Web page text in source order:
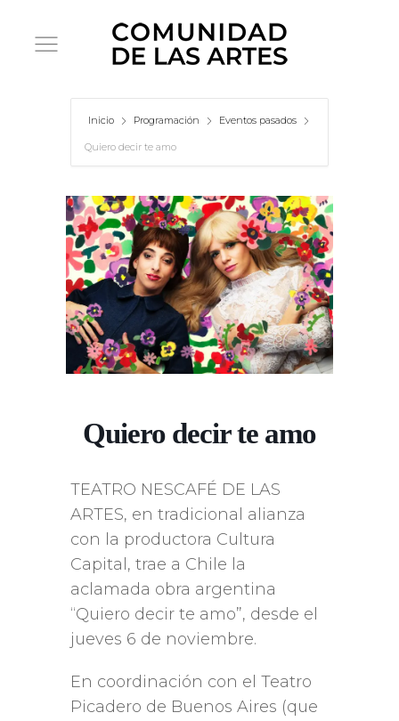
Inicio Programación Eventos pasados
Quiero decir te amo
Quiero decir te amo
TEATRO NESCAFÉ DE LAS
ARTES, en tradicional alianza
con la productora Cultura
Capital, trae a Chile la
aclamada obra argentina
“Quiero decir te amo”, desde el
jueves 6 de noviembre.
En coordinación con el Teatro
Picadero de Buenos Aires (que